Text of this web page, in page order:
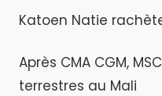
Katoen Natie
Après CMA CGM,
terrestres au Mali